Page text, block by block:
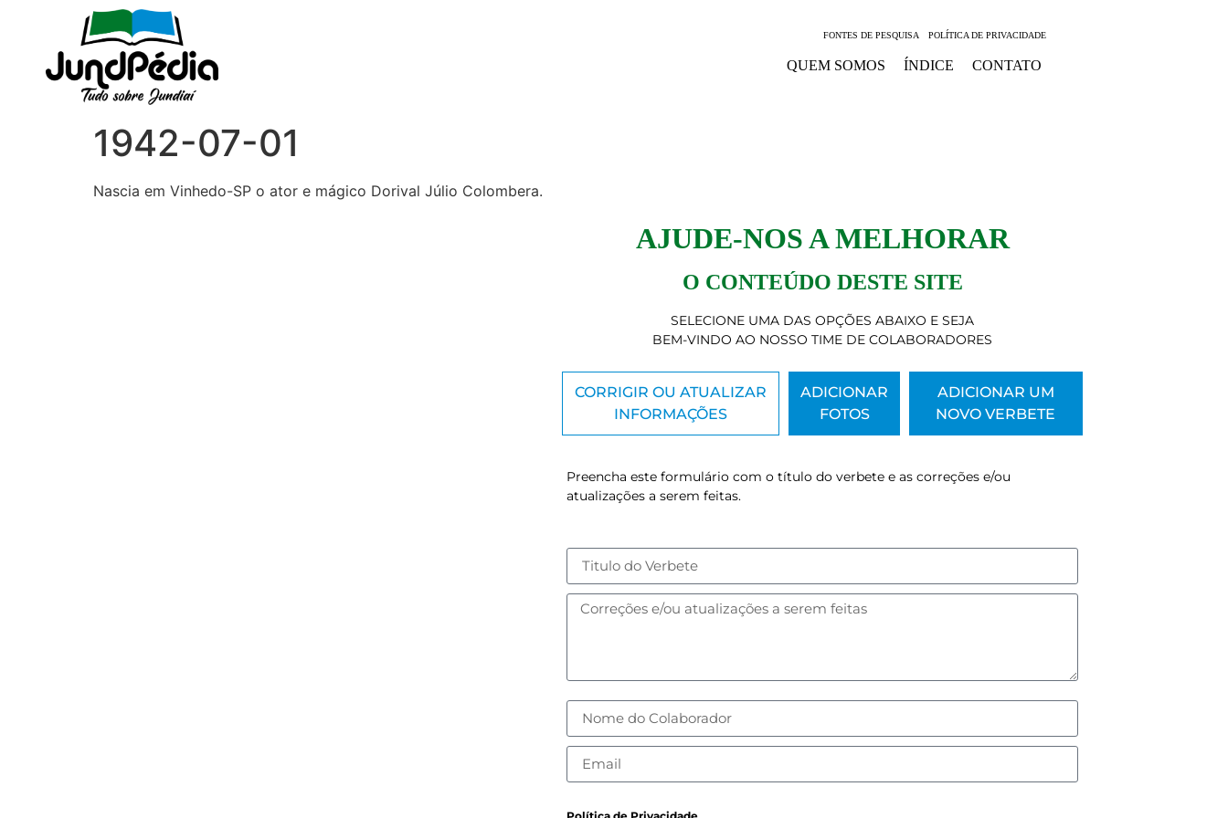
FONTES DE PESQUISA POLÍTICA DE PRIVACIDADE
QUEM SOMOS ÍNDICE CONTATO
1942-07-01
Nascia em Vinhedo-SP o ator e mágico Dorival Júlio Colombera.
AJUDE-NOS A MELHORAR
O CONTEÚDO DESTE SITE
SELECIONE UMA DAS OPÇÕES ABAIXO E SEJA
BEM-VINDO AO NOSSO TIME DE COLABORADORES
CORRIGIR OU ATUALIZAR
INFORMAÇÕES
ADICIONAR
FOTOS
ADICIONAR UM
NOVO VERBETE
Preencha este formulário com o título do verbete e as correções e/ou
atualizações a serem feitas.